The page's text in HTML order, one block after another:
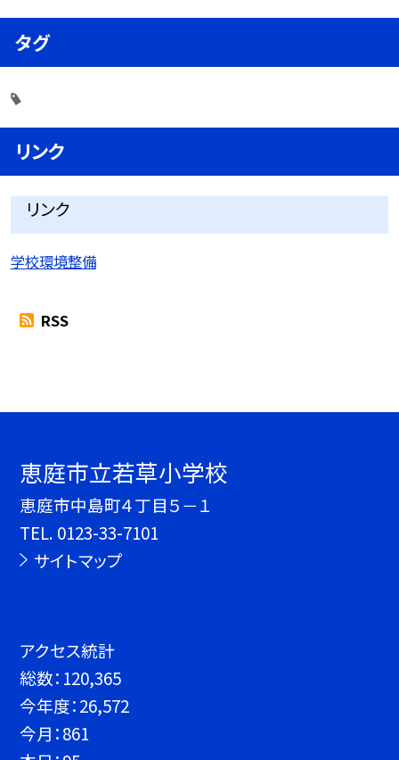
タグ
リンク
リンク
学校環境整備
RSS
恵庭市立若草小学校
恵庭市中島町４丁目５－１
TEL. 0123-33-7101
サイトマップ
アクセス統計
総数： 120,365
今年度：26,572
今月：861